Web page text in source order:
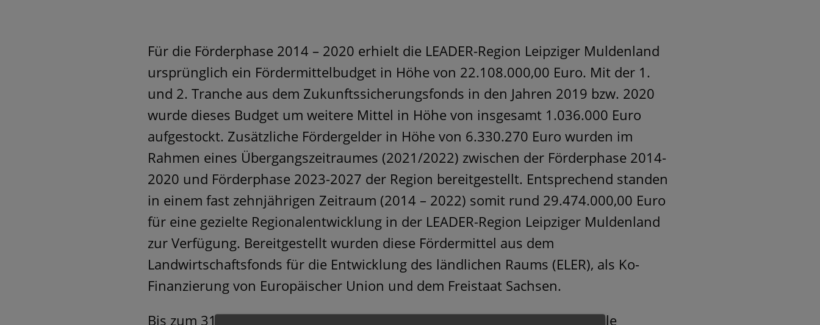
Für die Förderphase 2014 – 2020 erhielt die LEADER-Region Leipziger Muldenland
ursprünglich ein Fördermittelbudget in Höhe von 22.108.000,00 Euro. Mit der 1.
und 2. Tranche aus dem Zukunftssicherungsfonds in den Jahren 2019 bzw. 2020
wurde dieses Budget um weitere Mittel in Höhe von insgesamt 1.036.000 Euro
aufgestockt. Zusätzliche Fördergelder in Höhe von 6.330.270 Euro wurden im
Rahmen eines Übergangszeitraumes (2021/2022) zwischen der Förderphase 2014-
2020 und Förderphase 2023-2027 der Region bereitgestellt. Entsprechend standen
in einem fast zehnjährigen Zeitraum (2014 – 2022) somit rund 29.474.000,00 Euro
für eine gezielte Regionalentwicklung in der LEADER-Region Leipziger Muldenland
zur Verfügung. Bereitgestellt wurden diese Fördermittel aus dem
Landwirtschaftsfonds für die Entwicklung des ländlichen Raums (ELER), als Ko-
Finanzierung von Europäischer Union und dem Freistaat Sachsen.
Bis zum 31.12.2021 konnten insgesamt 348 Vorhaben durch das regionale